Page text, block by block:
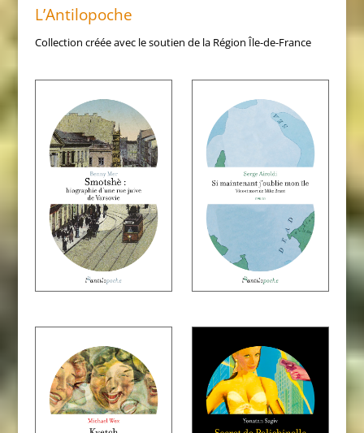
L’Antilopoche
Collection créée avec le soutien de la Région Île-de-France